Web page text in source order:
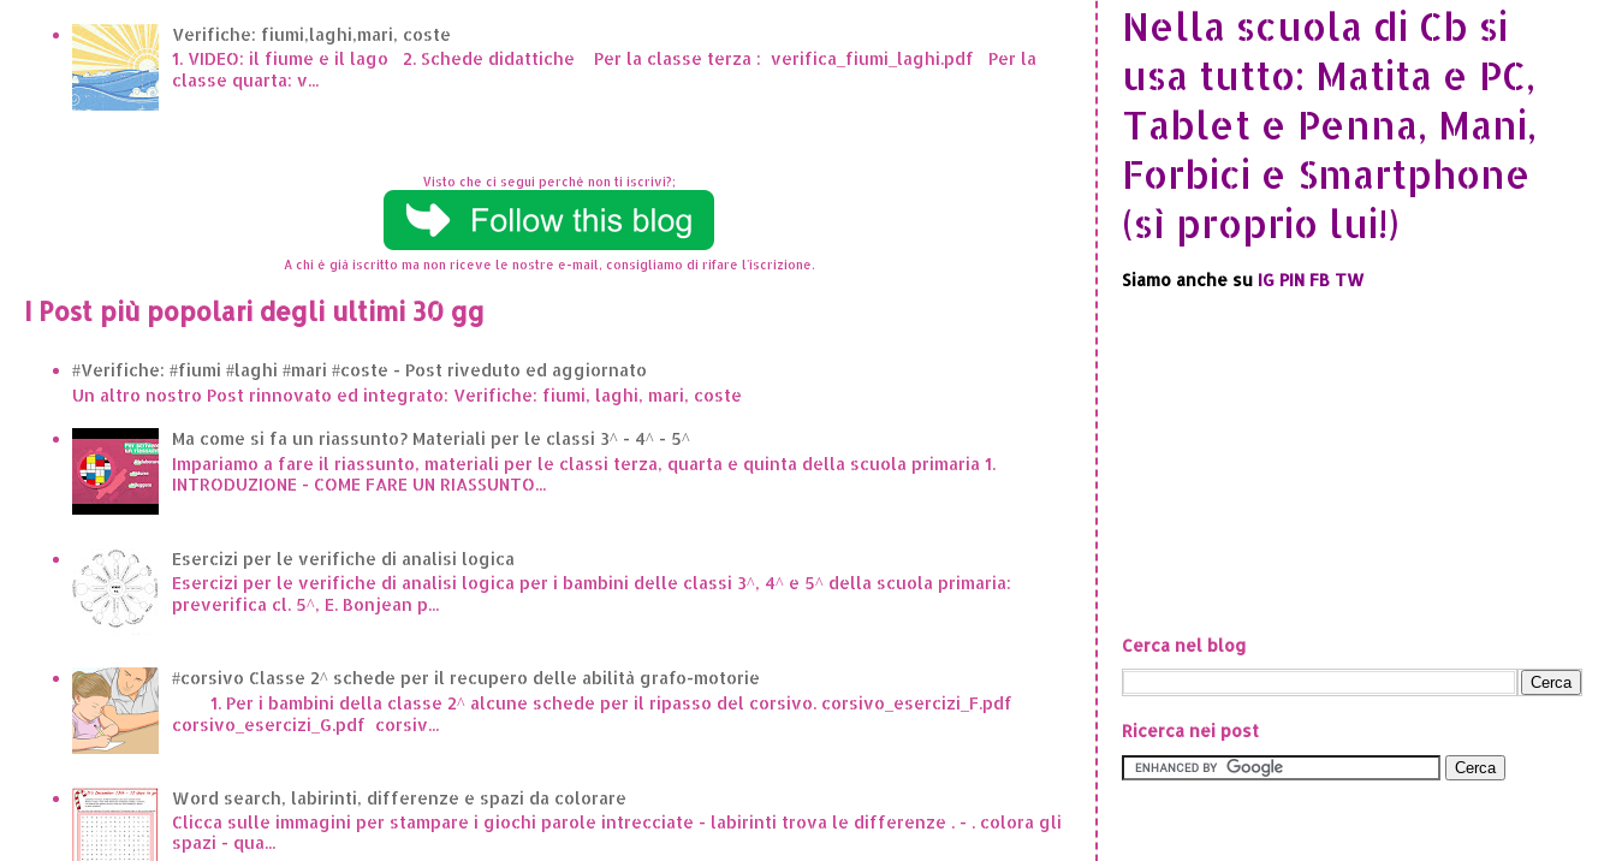
Verifiche: fiumi,laghi,mari, coste
1. VIDEO: il fiume e il lago 2. Schede didattiche Per la classe terza : verifica_fiumi_laghi.pdf Per la
classe quarta: v...
Visto che ci segui perchè non ti iscrivi?;
A chi è già iscritto ma non riceve le nostre e-mail, consigliamo di rifare l'iscrizione.
I Post più popolari degli ultimi 30 gg
#Verifiche: #fiumi #laghi #mari #coste - Post riveduto ed aggiornato
Un altro nostro Post rinnovato ed integrato: Verifiche: fiumi, laghi, mari, coste
Ma come si fa un riassunto? Materiali per le classi 3^ - 4^ - 5^
Impariamo a fare il riassunto, materiali per le classi terza, quarta e quinta della scuola primaria 1.
INTRODUZIONE - COME FARE UN RIASSUNTO...
Esercizi per le verifiche di analisi logica
Esercizi per le verifiche di analisi logica per i bambini delle classi 3^, 4^ e 5^ della scuola primaria:
preverifica cl. 5^, E. Bonjean p...
#corsivo Classe 2^ schede per il recupero delle abilità grafo-motorie
1. Per i bambini della classe 2^ alcune schede per il ripasso del corsivo. corsivo_esercizi_F.pdf
corsivo_esercizi_G.pdf corsiv...
Word search, labirinti, differenze e spazi da colorare
Clicca sulle immagini per stampare i giochi parole intrecciate - labirinti trova le differenze . - . colora gli
spazi - qua...
Nella scuola di Cb si
usa tutto: Matita e PC,
Tablet e Penna, Mani,
Forbici e Smartphone
(sì proprio lui!)
Siamo anche su IG PIN FB TW
Cerca nel blog
Ricerca nei post